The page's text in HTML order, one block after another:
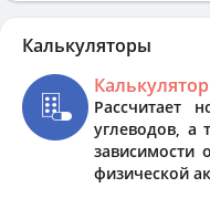
Калькуляторы
Рассчитает
углеводов, а
зависимости
физической